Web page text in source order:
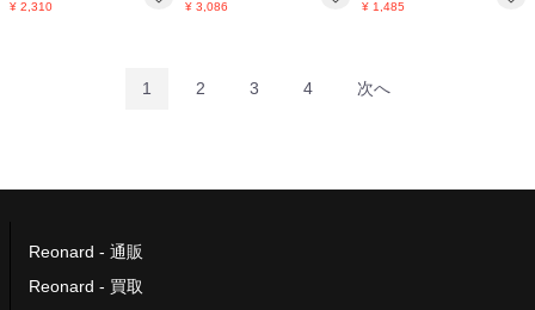
¥ 2,310
¥ 3,086
¥ 1,485
1 2 3 4 次へ
Reonard - 通販
Reonard - 買取